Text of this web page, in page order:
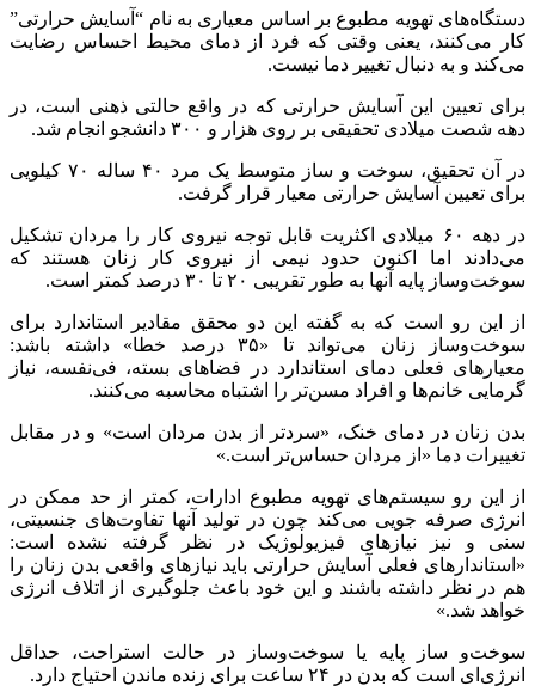
دستگاه‌های تهویه مطبوع بر اساس معیاری به نام “آسایش حرارتی”
کار می‌کنند، یعنی وقتی که فرد از دمای محیط احساس رضایت
می‌کند و به دنبال تغییر دما نیست.
برای تعیین این آسایش حرارتی که در واقع حالتی ذهنی است، در
دهه شصت میلادی تحقیقی بر روی هزار و ۳۰۰ دانشجو انجام شد.
در آن تحقیق، سوخت و ساز متوسط یک مرد ۴۰ ساله ۷۰ کیلویی
برای تعیین آسایش حرارتی معیار قرار گرفت.
در دهه ۶۰ میلادی اکثریت قابل توجه نیروی کار را مردان تشکیل
می‌دادند اما اکنون حدود نیمی از نیروی کار زنان هستند که
سوخت‌وساز پایه آنها به طور تقریبی ۲۰ تا ۳۰ درصد کمتر است.
از این رو است که به گفته این دو محقق مقادیر استاندارد برای
سوخت‌و‌ساز زنان می‌تواند تا «۳۵ درصد خطا» داشته باشد:
معیارهای فعلی دمای استاندارد در فضاهای بسته، فی‌نفسه، نیاز
گرمایی خانم‌ها و افراد مسن‌تر را اشتباه محاسبه می‌کنند.
بدن زنان در دمای خنک‌، «سردتر از بدن مردان است» و در مقابل
تغییرات دما «از مردان حساس‌تر است.»
از این رو سیستم‌های تهویه مطبوع ادارات، کمتر از حد ممکن در
انرژی صرفه جویی می‌کند چون در تولید آنها تفاوت‌های جنسیتی،
سنی و نیز نیازهای فیزیولوژیک در نظر گرفته نشده است:
«استاندارهای فعلی آسایش حرارتی باید نیازهای واقعی بدن زنان را
هم در نظر داشته باشند و این خود باعث جلوگیری از اتلاف انرژی
خواهد شد.»
سوخت‌و ساز پایه یا سوخت‌وساز در حالت استراحت، حداقل
انرژی‌ای است که بدن در ۲۴ ساعت برای زنده ماندن احتیاج دارد.